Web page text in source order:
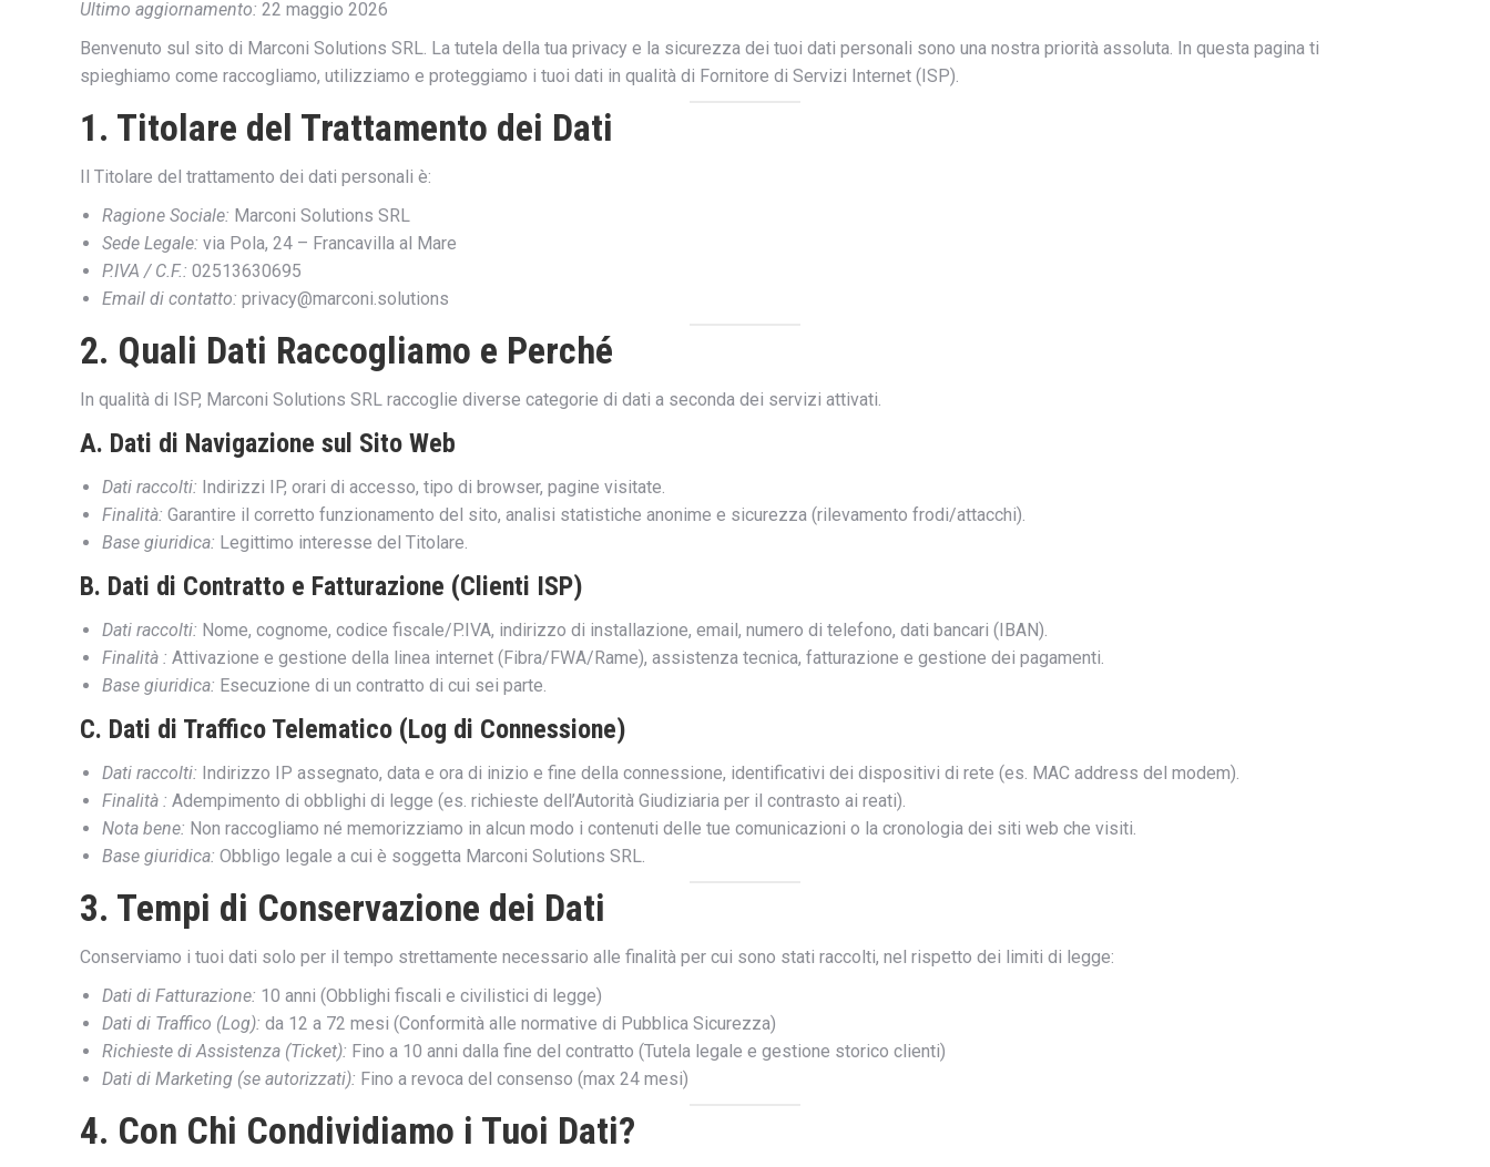
Ultimo aggiornamento: 22 maggio 2026
Benvenuto sul sito di Marconi Solutions SRL. La tutela della tua privacy e la sicurezza dei tuoi dati personali sono una nostra priorità assoluta. In questa pagina ti
spieghiamo come raccogliamo, utilizziamo e proteggiamo i tuoi dati in qualità di Fornitore di Servizi Internet (ISP).
1. Titolare del Trattamento dei Dati
Il Titolare del trattamento dei dati personali è:
Ragione Sociale: Marconi Solutions SRL
Sede Legale: via Pola, 24 – Francavilla al Mare
P.IVA / C.F.: 02513630695
Email di contatto: privacy@marconi.solutions
2. Quali Dati Raccogliamo e Perché
In qualità di ISP, Marconi Solutions SRL raccoglie diverse categorie di dati a seconda dei servizi attivati.
A. Dati di Navigazione sul Sito Web
Dati raccolti: Indirizzi IP, orari di accesso, tipo di browser, pagine visitate.
Finalità: Garantire il corretto funzionamento del sito, analisi statistiche anonime e sicurezza (rilevamento frodi/attacchi).
Base giuridica: Legittimo interesse del Titolare.
B. Dati di Contratto e Fatturazione (Clienti ISP)
Dati raccolti: Nome, cognome, codice fiscale/P.IVA, indirizzo di installazione, email, numero di telefono, dati bancari (IBAN).
Finalità : Attivazione e gestione della linea internet (Fibra/FWA/Rame), assistenza tecnica, fatturazione e gestione dei pagamenti.
Base giuridica: Esecuzione di un contratto di cui sei parte.
C. Dati di Traffico Telematico (Log di Connessione)
Dati raccolti: Indirizzo IP assegnato, data e ora di inizio e fine della connessione, identificativi dei dispositivi di rete (es. MAC address del modem).
Finalità : Adempimento di obblighi di legge (es. richieste dell’Autorità Giudiziaria per il contrasto ai reati).
Nota bene: Non raccogliamo né memorizziamo in alcun modo i contenuti delle tue comunicazioni o la cronologia dei siti web che visiti.
Base giuridica: Obbligo legale a cui è soggetta Marconi Solutions SRL.
3. Tempi di Conservazione dei Dati
Conserviamo i tuoi dati solo per il tempo strettamente necessario alle finalità per cui sono stati raccolti, nel rispetto dei limiti di legge:
Dati di Fatturazione: 10 anni (Obblighi fiscali e civilistici di legge)
Dati di Traffico (Log): da 12 a 72 mesi (Conformità alle normative di Pubblica Sicurezza)
Richieste di Assistenza (Ticket): Fino a 10 anni dalla fine del contratto (Tutela legale e gestione storico clienti)
Dati di Marketing (se autorizzati): Fino a revoca del consenso (max 24 mesi)
4. Con Chi Condividiamo i Tuoi Dati?